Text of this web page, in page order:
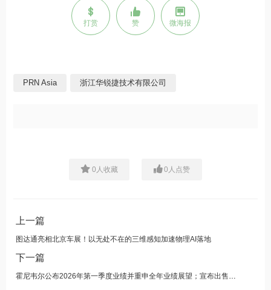
打赏 赞 微海报
PRN Asia 浙江华锐捷技术有限公司
0 人收藏 0 人点赞
上一篇
图达通亮相北京车展！以无处不在的三维感知加速物理AI落地
下一篇